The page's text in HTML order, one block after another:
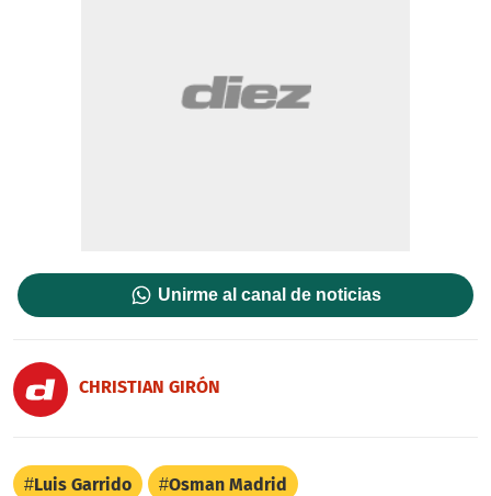
Unirme al canal de noticias
CHRISTIAN GIRÓN
Luis Garrido Osman Madrid